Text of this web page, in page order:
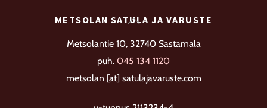
tehdä
valinnat
tuotteen
sivulla.
Back
METSOLAN SATULA JA VARUSTE
Metsolantie 10, 32740 Sastamala
puh. 045 134 1120
metsolan [at] satulajavaruste.com